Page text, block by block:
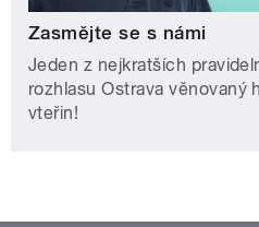
Zasmějte se s námi
Jeden z nejkratších
rozhlasu Ostrava věnovaný
vteřin!